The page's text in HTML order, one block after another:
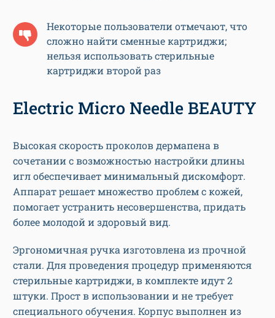
Некоторые пользователи отмечают, что
сложно найти сменные картриджи;
нельзя использовать стерильные
картриджи второй раз
Electric Micro Needle BEAUTY
Высокая скорость проколов дермапена в
сочетании с возможностью настройки длины
игл обеспечивает минимальный дискомфорт.
Аппарат решает множество проблем с кожей,
помогает устранить несовершенства, придать
более молодой и здоровый вид.
Эргономичная ручка изготовлена из прочной
стали. Для проведения процедур применяются
стерильные картриджи, в комплекте идут 2
штуки. Прост в использовании и не требует
специального обучения. Корпус выполнен из